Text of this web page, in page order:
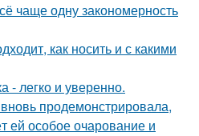
чаще одну закономерность
как носить и с какими
- легко и уверенно.
продемонстрировала,
ей особое очарование и